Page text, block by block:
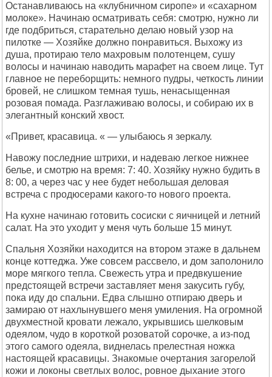
Останавливаюсь на «клубничном сиропе» и «сахарном
молоке». Начинаю осматривать себя: смотрю, нужно ли
где подбриться, старательно делаю новый узор на
пилотке — Хозяйке должно понравиться. Выхожу из
душа, протираю тело махровым полотенцем, сушу
волосы и начинаю наводить марафет на своем лице. Тут
главное не переборщить: немного пудры, четкость линии
бровей, не слишком темная тушь, ненасыщенная
розовая помада. Разглаживаю волосы, и собираю их в
элегантный конский хвост.
«Привет, красавица. « — улыбаюсь я зеркалу.
Навожу последние штрихи, и надеваю легкое нижнее
белье, и смотрю на время: 7: 40. Хозяйку нужно будить в
8: 00, а через час у нее будет небольшая деловая
встреча с продюсерами какого-то нового проекта.
На кухне начинаю готовить сосиски с яичницей и летний
салат. На это уходит у меня чуть больше 15 минут.
Спальня Хозяйки находится на втором этаже в дальнем
конце коттеджа. Уже совсем рассвело, и дом заполонило
море мягкого тепла. Свежесть утра и предвкушение
предстоящей встречи заставляет меня закусить губу,
пока иду до спальни. Едва слышно отпираю дверь и
замираю от нахлынувшего меня умиления. На огромной
двухместной кровати лежало, укрывшись шелковым
одеялом, чудо в короткой розоватой сорочке, а из-под
этого самого одеяла, виднелась прелестная ножка
настоящей красавицы. Знакомые очертания загорелой
кожи и локоны светлых волос, ровное дыхание этого